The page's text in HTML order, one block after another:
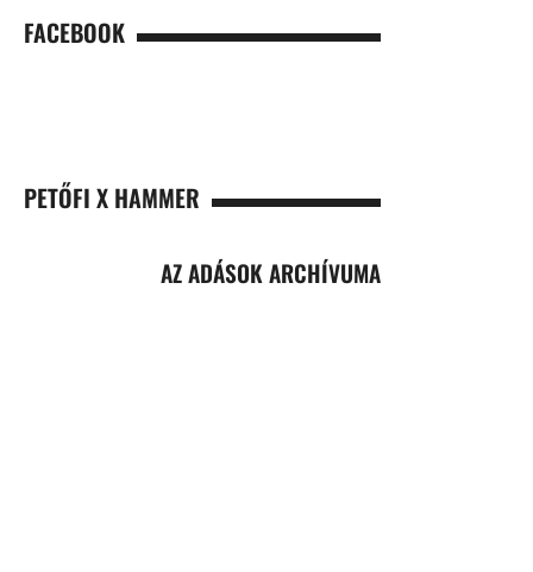
FACEBOOK
PETŐFI X HAMMER
AZ ADÁSOK ARCHÍVUMA